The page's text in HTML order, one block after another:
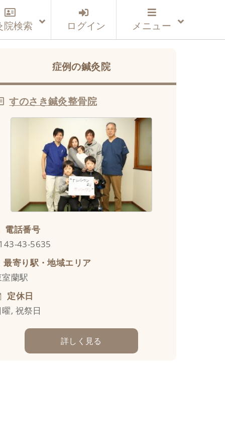
院検索 ログイン メニュー
症例の鍼灸院
すのさき鍼灸整骨院
電話番号
43-5635
最寄り駅・地域エリア
蘭駅
定休日
, 祝祭日
詳しく見る